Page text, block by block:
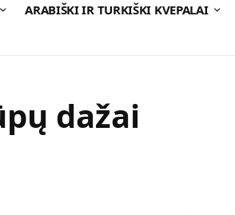
ARABIŠKI IR TURKIŠKI KVEPALAI
dažai